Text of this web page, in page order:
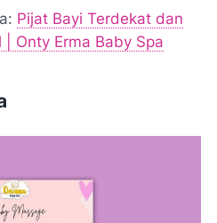
Pijat Bayi Terdekat dan
Onty Erma Baby Spa